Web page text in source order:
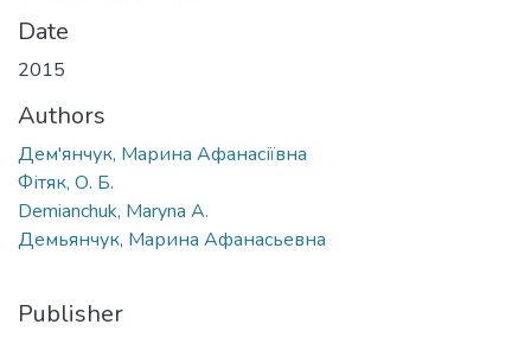
Date
2015
Authors
Дем'янчук, Марина Афанасіївна
Фітяк, О. Б.
Demianchuk, Maryna A.
Демьянчук, Марина Афанасьевна
Publisher